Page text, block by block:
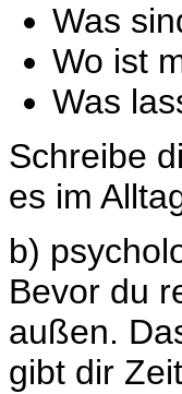
Was
Wo ist
Was
Schreibe
es im
b)
Bevor du
außen.
gibt dir